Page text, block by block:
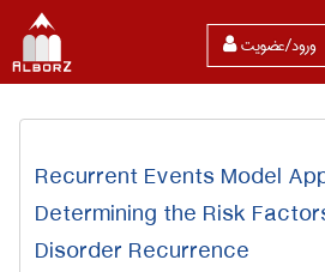
ورود/عضویت
Recurrent Events Model
Determining the Risk
Disorder Recurrence